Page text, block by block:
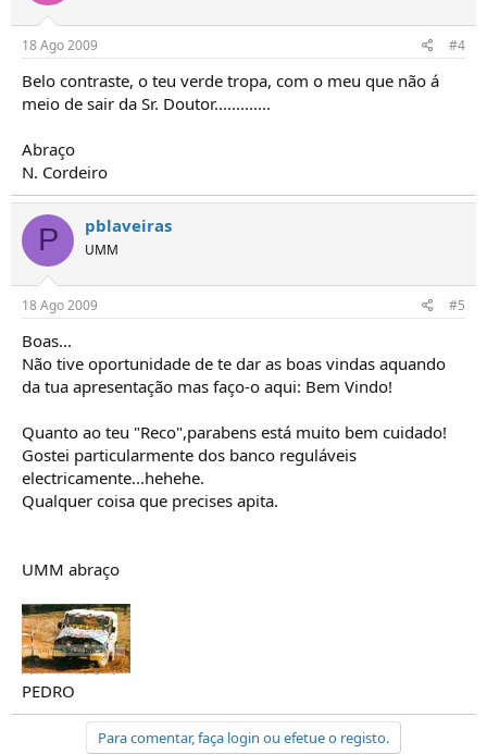
18 Ago 2009 #4
Belo contraste, o teu verde tropa, com o meu que não á
meio de sair da Sr. Doutor.............
Abraço
N. Cordeiro
P pblaveiras
UMM
18 Ago 2009 #5
Boas...
Não tive oportunidade de te dar as boas vindas aquando
da tua apresentação mas faço-o aqui: Bem Vindo!
Quanto ao teu "Reco",parabens está muito bem cuidado!
Gostei particularmente dos banco reguláveis
electricamente...hehehe.
Qualquer coisa que precises apita.
UMM abraço
PEDRO
Para comentar, faça login ou efetue o registo.